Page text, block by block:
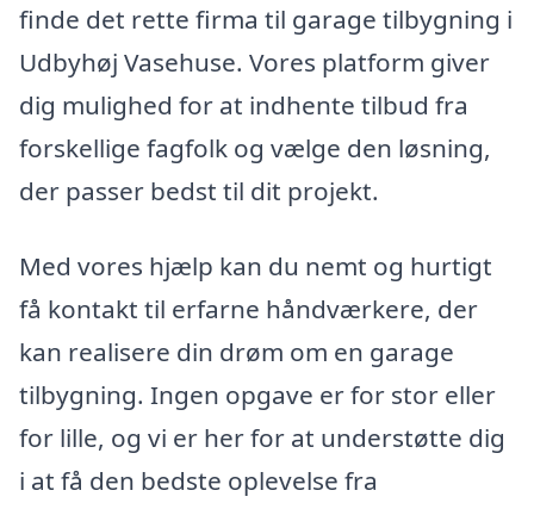
finde det rette firma til garage tilbygning i
Udbyhøj Vasehuse. Vores platform giver
dig mulighed for at indhente tilbud fra
forskellige fagfolk og vælge den løsning,
der passer bedst til dit projekt.
Med vores hjælp kan du nemt og hurtigt
få kontakt til erfarne håndværkere, der
kan realisere din drøm om en garage
tilbygning. Ingen opgave er for stor eller
for lille, og vi er her for at understøtte dig
i at få den bedste oplevelse fra